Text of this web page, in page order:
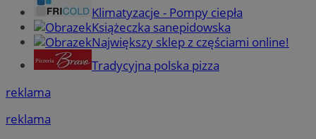
Klimatyzacje - Pompy ciepła
Książeczka sanepidowska
Największy sklep z częściami online!
Tradycyjna polska pizza
reklama
reklama